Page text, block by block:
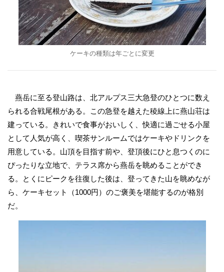
ケーキの種類は年ごとに変更
燕岳に至る登山路は、北アルプス三大急登のひとつに数え
られる合戦尾根がある。この急登を越えた稜線上に燕山荘は
建っている。きれいで食事がおいしく、快適に過ごせる小屋
として人気が高く、喫茶サンルームではケーキやドリンクを
用意している。山頂を目指す前や、登頂後にひと息つくのに
ぴったりな立地で、テラス席から燕岳を眺めることができ
る。とくにピークを往復した後は、登ってきた山を眺めなが
ら、ケーキセット（1000円）のご褒美を堪能するのが格別
だ。